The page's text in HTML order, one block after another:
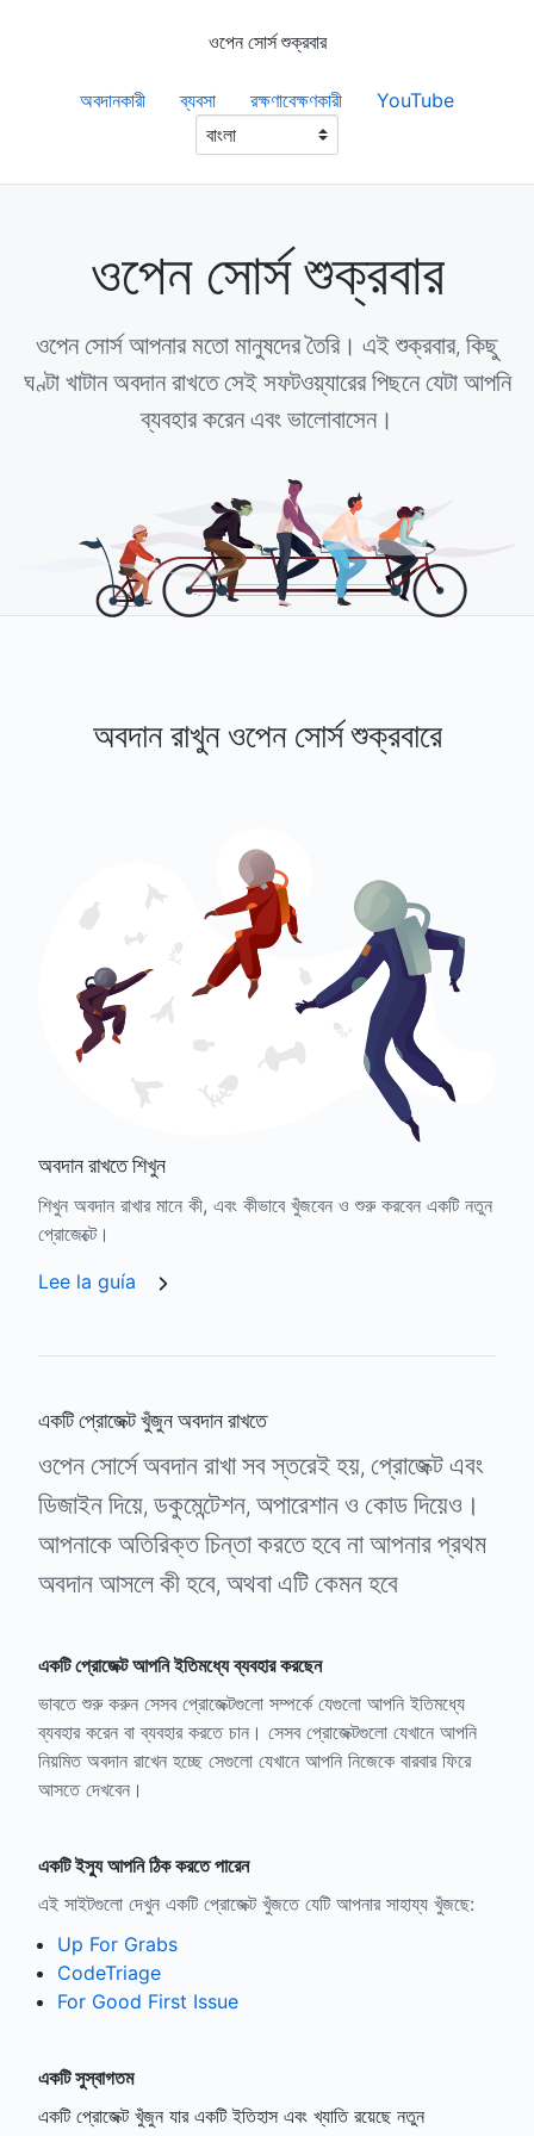
ওপেন সোর্স শুক্রবার
অবদানকারী ব্যবসা রক্ষণাবেক্ষণকারী YouTube
ওপেন সোর্স শুক্রবার
ওপেন সোর্স আপনার মতো মানুষদের তৈরি। এই শুক্রবার, কিছু
ঘণ্টা খাটান অবদান রাখতে সেই সফটওয়্যারের পিছনে যেটা আপনি
ব্যবহার করেন এবং ভালোবাসেন।
অবদান রাখুন ওপেন সোর্স শুক্রবারে
অবদান রাখতে শিখুন
শিখুন অবদান রাখার মানে কী, এবং কীভাবে খুঁজবেন ও শুরু করবেন একটি নতুন
প্রোজেক্টে।
Lee la guía
একটি প্রোজেক্ট খুঁজুন অবদান রাখতে
ওপেন সোর্সে অবদান রাখা সব স্তরেই হয়, প্রোজেক্ট এবং
ডিজাইন দিয়ে, ডকুমেন্টেশন, অপারেশান ও কোড দিয়েও।
আপনাকে অতিরিক্ত চিন্তা করতে হবে না আপনার প্রথম
অবদান আসলে কী হবে, অথবা এটি কেমন হবে
একটি প্রোজেক্ট আপনি ইতিমধ্যে ব্যবহার করছেন
ভাবতে শুরু করুন সেসব প্রোজেক্টগুলো সম্পর্কে যেগুলো আপনি ইতিমধ্যে
ব্যবহার করেন বা ব্যবহার করতে চান। সেসব প্রোজেক্টগুলো যেখানে আপনি
নিয়মিত অবদান রাখেন হচ্ছে সেগুলো যেখানে আপনি নিজেকে বারবার ফিরে
আসতে দেখবেন।
একটি ইস্যু আপনি ঠিক করতে পারেন
এই সাইটগুলো দেখুন একটি প্রোজেক্ট খুঁজতে যেটি আপনার সাহায্য খুঁজছে:
Up For Grabs
CodeTriage
For Good First Issue
একটি সুস্বাগতম
একটি প্রোজেক্ট খুঁজুন যার একটি ইতিহাস এবং খ্যাতি রয়েছে নতুন